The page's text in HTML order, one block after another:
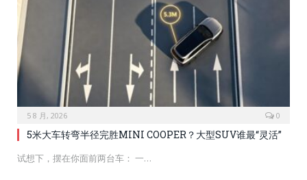
5 8 月, 2026 0
5米大车转弯半径完胜MINI COOPER？大型SUV谁最“灵活”
试想下，摆在你面前两台车： 一…